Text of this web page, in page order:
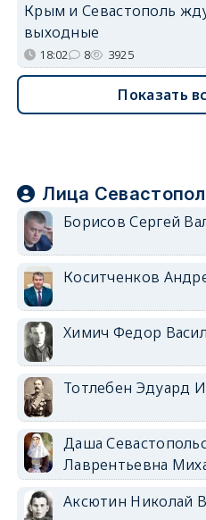
Крым и Севастополь
выходные
18:02 8 3925
Показать
Лица
Борисов Сергей
Коситченков
Химич Федор
Тотлебен Эдуард
Даша
Лаврентьевна
Аксютин Николай